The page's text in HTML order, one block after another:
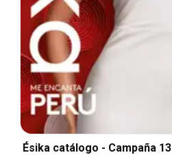
Ésika catálogo - Campaña 13